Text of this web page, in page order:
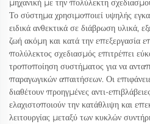
μηχανική με την πολύλεκτη
Το σύστημα χρησιμοποιεί υψηλής
ειδικά ανθεκτικά σε διάβρωση υλικά,
ζωή ακόμη και κατά την επεξεργασία
πολύλεκτος σχεδιασμός επιτρέπει
τροποποίηση συστήματος για να
παραγωγικών απαιτήσεων. Οι
διαθέτουν προηγμένες αντι-
ελαχιστοποιούν την κατάθλιψη και
λειτουργίας μεταξύ των κυκλών